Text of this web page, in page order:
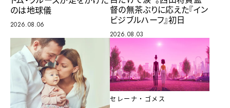
のは地球儀
2026.08.06
督の無茶ぶりに応えた『イン
ビジブルハーフ』初日
2026.08.03
セレーナ・ゴメス